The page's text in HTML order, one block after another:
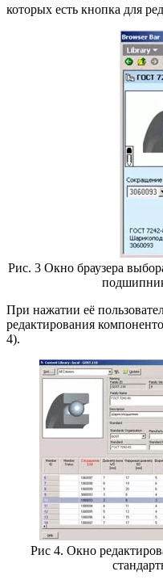
которых есть кнопка для
Рис. 3 Окно браузера
При нажатии её
редактирования
4).
Рис 4. Окно